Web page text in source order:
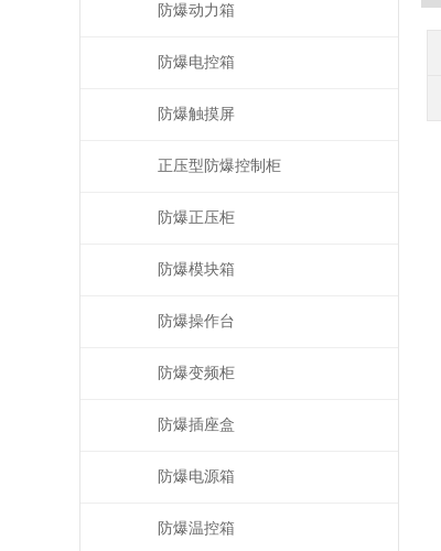
防爆动力箱
防爆电控箱
防爆触摸屏
正压型防爆控制柜
防爆正压柜
防爆模块箱
防爆操作台
防爆变频柜
防爆插座盒
防爆电源箱
防爆温控箱